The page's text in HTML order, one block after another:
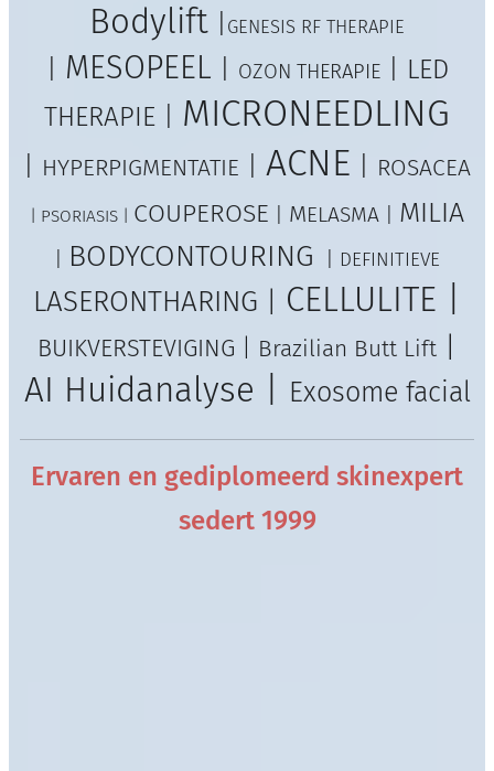
Bodylift
GENESIS RF THERAPIE
MESOPEEL OZON THERAPIE| LED
THERAPIE | MICRONEEDLING
HYPERPIGMENTATIE ACNE ROSACEA
| PSORIASIS | COUPEROSE MELASMA MILIA
BODYCONTOURING DEFINITIEVE
LASERONTHARING | CELLULITE |
BUIKVERSTEVIGING | Brazilian Butt Lift
AI Huidanalyse | Exosome facial
Ervaren en gediplomeerd skinexpert
sedert 1999